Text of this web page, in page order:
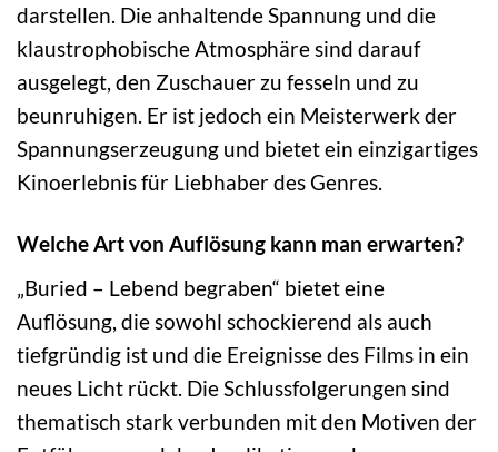
darstellen. Die anhaltende Spannung und die
klaustrophobische Atmosphäre sind darauf
ausgelegt, den Zuschauer zu fesseln und zu
beunruhigen. Er ist jedoch ein Meisterwerk der
Spannungserzeugung und bietet ein einzigartiges
Kinoerlebnis für Liebhaber des Genres.
Welche Art von Auflösung kann man erwarten?
„Buried – Lebend begraben“ bietet eine
Auflösung, die sowohl schockierend als auch
tiefgründig ist und die Ereignisse des Films in ein
neues Licht rückt. Die Schlussfolgerungen sind
thematisch stark verbunden mit den Motiven der